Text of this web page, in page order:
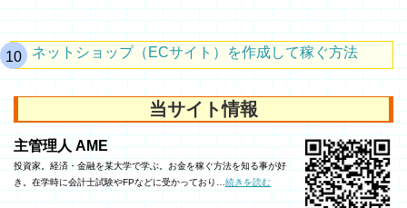
ネットショップ（ECサイト）を作成して稼ぐ方法
当サイト情報
主管理人 AME
投資家。経済・金融を某大学で学ぶ。お金を稼ぐ方法を知る事が好
き。在学時に会計士試験やFPなどに受かっており…続きを読む